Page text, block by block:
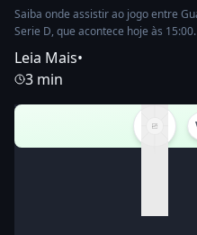
Saiba onde assistir ao jogo entre
Serie D, que acontece hoje às 15:00.
Leia Mais•
3 min